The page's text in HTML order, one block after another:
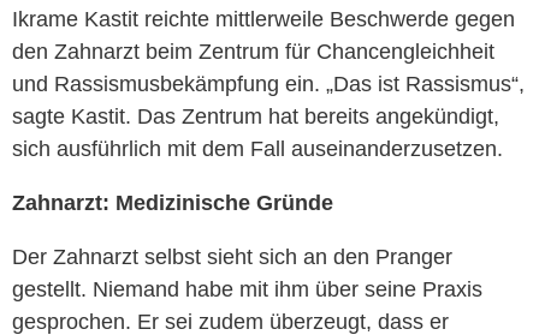
Ikrame Kastit reichte mittlerweile Beschwerde gegen
den Zahnarzt beim Zentrum für Chancengleichheit
und Rassismusbekämpfung ein. „Das ist Rassismus“,
sagte Kastit. Das Zentrum hat bereits angekündigt,
sich ausführlich mit dem Fall auseinanderzusetzen.
Zahnarzt: Medizinische Gründe
Der Zahnarzt selbst sieht sich an den Pranger
gestellt. Niemand habe mit ihm über seine Praxis
gesprochen. Er sei zudem überzeugt, dass er